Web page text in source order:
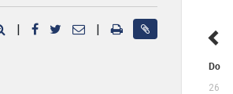
Do
26
| |